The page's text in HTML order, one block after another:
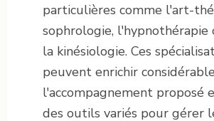
particulières comme l'art-
sophrologie, l'hypnothérapie
la kinésiologie. Ces
peuvent enrichir
l'accompagnement proposé
des outils variés pour gérer